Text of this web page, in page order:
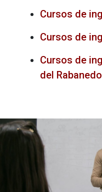
Cursos de
Cursos de
Cursos de
del Rabanedo